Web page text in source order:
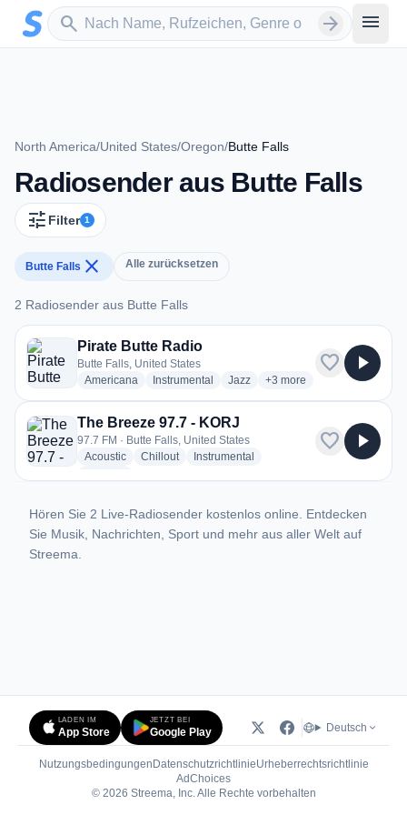
Zum Hauptinhalt springen
search
Sender suchen arrow_forward menu
North America/United States/Oregon/Butte Falls
Radiosender aus Butte Falls
tune Filter 1
Butte Falls close Alle zurücksetzen
2 Radiosender aus Butte Falls
2 Radiosender aus Butte Falls
Pirate Butte Radio
Butte Falls, United States
Americana radio stations
Instrumental radio stations
Jazzradio stations
+3 more genres for Pirate
more
favorite play_arrow
The Breeze 97.7 - KORJ
97.7 FM · Butte Falls, United States
Acousticradio stations
Chilloutradio stations
Instrumental
favorite play_arrow
Hören Sie 2 Live-Radiosender kostenlos online. Entdecken
Sie Musik, Nachrichten, Sport und mehr aus aller Welt auf
Streema.
LADEN IM
App Store
JETZT BEI
Google Play Deutsch
Nutzungsbedingungen DatenschutzrichtlinieUrheberrechtsrichtlinie
AdChoices(öffnet in neuem Tab)
© 2026 Streema, Inc. Alle Rechte vorbehalten